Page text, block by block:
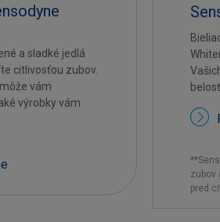
a sladké jedlá
citlivosťou zubov.
vám
výrobky vám
zubov
pred